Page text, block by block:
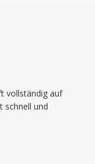
vollständig auf
schnell und